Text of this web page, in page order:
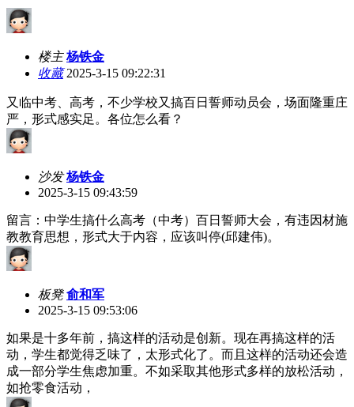
楼主 杨铁金
收藏2025-3-15 09:22:31
又临中考、高考，不少学校又搞百日誓师动员会，场面隆重庄
严，形式感实足。各位怎么看？
沙发 杨铁金
2025-3-15 09:43:59
留言：中学生搞什么高考（中考）百日誓师大会，有违因材施
教教育思想，形式大于内容，应该叫停(邱建伟)。
板凳 俞和军
2025-3-15 09:53:06
如果是十多年前，搞这样的活动是创新。现在再搞这样的活
动，学生都觉得乏味了，太形式化了。而且这样的活动还会造
成一部分学生焦虑加重。不如采取其他形式多样的放松活动，
如抢零食活动，